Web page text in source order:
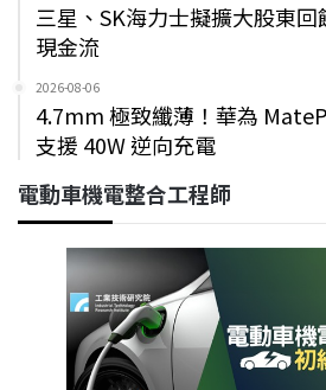
三星、SK海力士擬擴大股東
現金流
2026-08-06
4.7mm 極致纖薄！華為
支援 40W 逆向充電
電動車機電整合工程師